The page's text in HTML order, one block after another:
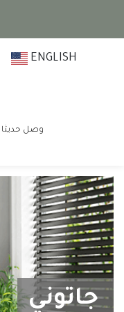
ENGLISH
وصل حديثا
جاتوني